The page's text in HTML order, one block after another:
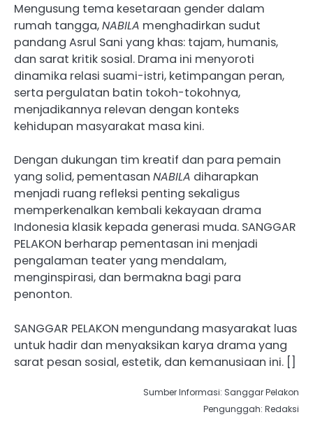
Mengusung tema kesetaraan gender dalam
rumah tangga,NABILA menghadirkan sudut
pandang Asrul Sani yang khas: tajam, humanis,
dan sarat kritik sosial. Drama ini menyoroti
dinamika relasi suami-istri, ketimpangan peran,
serta pergulatan batin tokoh-tokohnya,
menjadikannya relevan dengan konteks
kehidupan masyarakat masa kini.
Dengan dukungan tim kreatif dan para pemain
yang solid, pementasan NABILA diharapkan
menjadi ruang refleksi penting sekaligus
memperkenalkan kembali kekayaan drama
Indonesia klasik kepada generasi muda. SANGGAR
PELAKON berharap pementasan ini menjadi
pengalaman teater yang mendalam,
menginspirasi, dan bermakna bagi para
penonton.
SANGGAR PELAKON mengundang masyarakat luas
untuk hadir dan menyaksikan karya drama yang
sarat pesan sosial, estetik, dan kemanusiaan ini. []
Sumber Informasi: Sanggar Pelakon
Pengunggah: Redaksi